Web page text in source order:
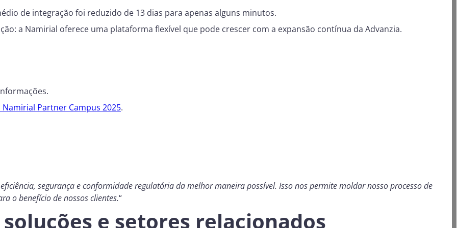
de integração foi reduzido de 13 dias para apenas alguns minutos.
a Namirial oferece uma plataforma flexível que pode crescer com a expansão contínua da Advanzia.
Partner Campus 2025.
segurança e conformidade regulatória da melhor maneira possível. Isso nos permite moldar nosso processo de
o benefício de nossos clientes.“
e setores relacionados